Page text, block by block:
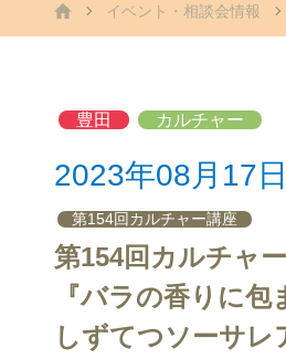
イベント・相談会情報
豊田 カルチャー
2023年08月17日
第154回カルチャー講座
第154回カルチャ
『バラの香りに包
しずてつソーサ